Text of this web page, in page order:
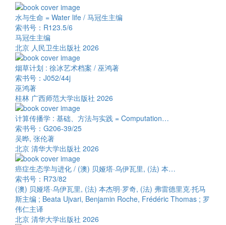
水与生命 = Water life / 马冠生主编
索书号：R123.5/6
马冠生主编
北京 人民卫生出版社 2026
烟草计划 : 徐冰艺术档案 / 巫鸿著
索书号：J052/44j
巫鸿著
桂林 广西师范大学出版社 2026
计算传播学 : 基础、方法与实践 = Computation…
索书号：G206-39/25
吴晔, 张伦著
北京 清华大学出版社 2026
癌症生态学与进化 / (澳) 贝娅塔·乌伊瓦里, (法) 本…
索书号：R73/82
(澳) 贝娅塔·乌伊瓦里, (法) 本杰明·罗奇, (法) 弗雷德里克·托马
斯主编 ; Beata Ujvari, Benjamin Roche, Frédéric Thomas ; 罗
伟仁主译
北京 清华大学出版社 2026